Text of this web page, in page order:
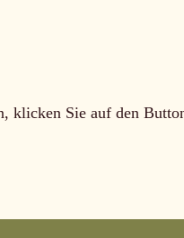
Sie auf den